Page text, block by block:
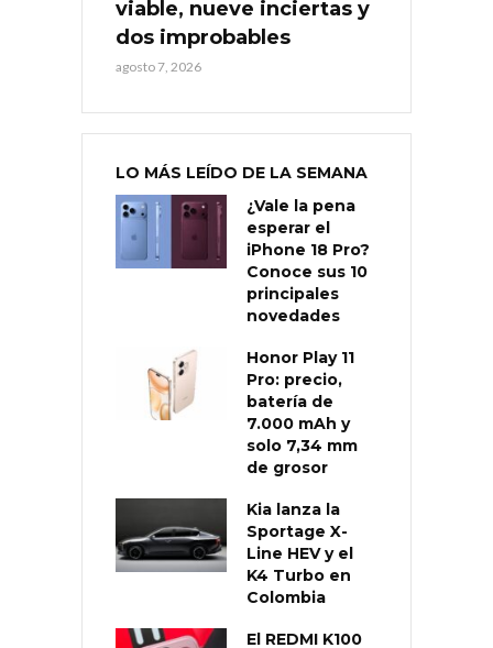
viable, nueve inciertas y
dos improbables
agosto 7, 2026
LO MÁS LEÍDO DE LA SEMANA
¿Vale la pena
esperar el
iPhone 18 Pro?
Conoce sus 10
principales
novedades
Honor Play 11
Pro: precio,
batería de
7.000 mAh y
solo 7,34 mm
de grosor
Kia lanza la
Sportage X-
Line HEV y el
K4 Turbo en
Colombia
El REDMI K100